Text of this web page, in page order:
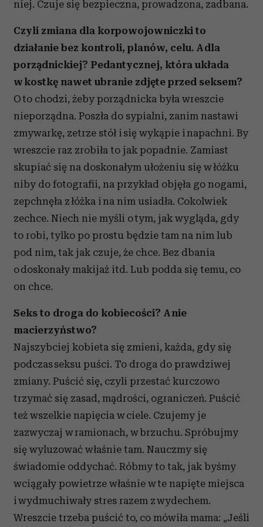
społecznościowym, reklamowym i analitycznym.
otrzymanymi od Ciebie lub uzyskanymi podczas
korzystania z ich usług.
niej. Czuje się bezpieczna, prowadzona, zadbana.
Czyli zmiana dla korpowojowniczki to
działanie bez kontroli, planów, celu. A dla
porządnickiej? Pedantycznej, która układa
w kostkę nawet ubranie zdjęte przed seksem?
O to chodzi, żeby porządnicka była wreszcie
nieporządna. Poszła do sypialni, zanim nastawi
zmywarkę, zetrze stół i się wykąpie i napachni. By
wreszcie raz zrobiła to jak popadnie. Zamiast
skupiać się na doskonałym ułożeniu się w łóżku
niby do fotografii, na przykład objęła go nogami,
zepchnęła z łóżka i na nim usiadła. Cokolwiek
zechce. Niech nie myśli o tym, jak wygląda, gdy
to robi, tylko po prostu będzie tam na nim lub
pod nim, tak jak czuje, że chce. Bez dbania
o doskonały makijaż itd. Lub podda się temu, co
on chce.
Seks to droga do kobiecości? A nie
macierzyństwo?
Najszybciej kobieta się zmieni, każda, gdy się
podczas seksu puści. To droga do prawdziwej
zmiany. Puścić się, czyli przestać kurczowo
trzymać się zasad, mądrości, ograniczeń. Puścić
też wszelkie napięcia w ciele. Czujemy je
zazwyczaj w ramionach, w brzuchu. Spróbujmy
się wyluzować właśnie tam. Nauczmy się
świadomie oddychać. Róbmy to tak, jak byśmy
wciągały powietrze właśnie w te napięte miejsca
i wydmuchiwały stres razem z wydechem.
Wreszcie trzeba puścić to, co mówiła mama: „Jeśli